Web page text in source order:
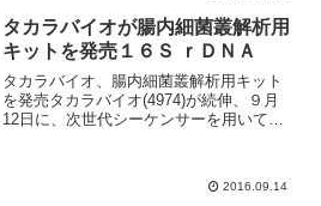
タカラバイオが腸内細菌叢解析用
キットを発売１６Ｓ ｒＤＮＡ
タカラバイオ、腸内細菌叢解析用キット
を発売タカラバイオ(4974)が続伸、９月
12日に、次世代シーケンサーを用いて細
2016.09.14